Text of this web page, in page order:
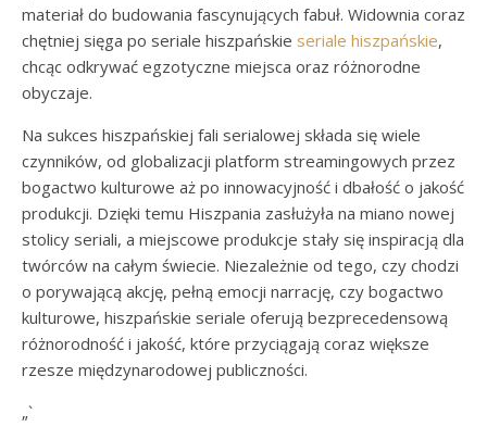
materiał do budowania fascynujących fabuł. Widownia coraz
chętniej sięga po seriale hiszpańskie seriale hiszpańskie,
chcąc odkrywać egzotyczne miejsca oraz różnorodne
obyczaje.
Na sukces hiszpańskiej fali serialowej składa się wiele
czynników, od globalizacji platform streamingowych przez
bogactwo kulturowe aż po innowacyjność i dbałość o jakość
produkcji. Dzięki temu Hiszpania zasłużyła na miano nowej
stolicy seriali, a miejscowe produkcje stały się inspiracją dla
twórców na całym świecie. Niezależnie od tego, czy chodzi
o porywającą akcję, pełną emocji narrację, czy bogactwo
kulturowe, hiszpańskie seriale oferują bezprecedensową
różnorodność i jakość, które przyciągają coraz większe
rzesze międzynarodowej publiczności.
„`